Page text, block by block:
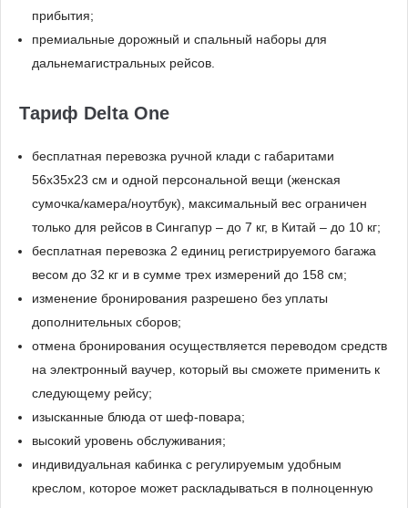
прибытия;
премиальные дорожный и спальный наборы для
дальнемагистральных рейсов.
Тариф Delta One
бесплатная перевозка ручной клади с габаритами
56x35x23 см и одной персональной вещи (женская
сумочка/камера/ноутбук), максимальный вес ограничен
только для рейсов в Сингапур – до 7 кг, в Китай – до 10 кг;
бесплатная перевозка 2 единиц регистрируемого багажа
весом до 32 кг и в сумме трех измерений до 158 см;
изменение бронирования разрешено без уплаты
дополнительных сборов;
отмена бронирования осуществляется переводом средств
на электронный ваучер, который вы сможете применить к
следующему рейсу;
изысканные блюда от шеф-повара;
высокий уровень обслуживания;
индивидуальная кабинка с регулируемым удобным
креслом, которое может раскладываться в полноценную